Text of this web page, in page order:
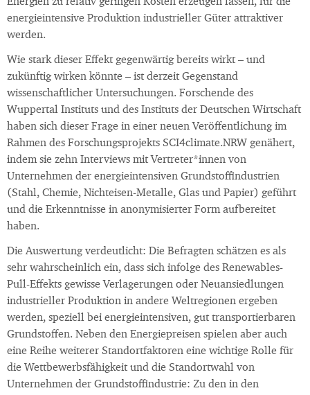
energieintensive Produktion industrieller Güter attraktiver
werden.
Wie stark dieser Effekt gegenwärtig bereits wirkt – und
zukünftig wirken könnte – ist derzeit Gegenstand
wissenschaftlicher Untersuchungen. Forschende des
Wuppertal Instituts und des Instituts der Deutschen Wirtschaft
haben sich dieser Frage in einer neuen Veröffentlichung im
Rahmen des Forschungsprojekts SCI4climate.NRW genähert,
indem sie zehn Interviews mit Vertreter*innen von
Unternehmen der energieintensiven Grundstoffindustrien
(Stahl, Chemie, Nichteisen-Metalle, Glas und Papier) geführt
und die Erkenntnisse in anonymisierter Form aufbereitet
haben.
Die Auswertung verdeutlicht: Die Befragten schätzen es als
sehr wahrscheinlich ein, dass sich infolge des Renewables-
Pull-Effekts gewisse Verlagerungen oder Neuansiedlungen
industrieller Produktion in andere Weltregionen ergeben
werden, speziell bei energieintensiven, gut transportierbaren
Grundstoffen. Neben den Energiepreisen spielen aber auch
eine Reihe weiterer Standortfaktoren eine wichtige Rolle für
die Wettbewerbsfähigkeit und die Standortwahl von
Unternehmen der Grundstoffindustrie: Zu den in den